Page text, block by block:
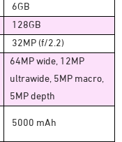
6GB
128GB
32MP (f/2.2)
64MP wide, 12MP
ultrawide, 5MP macro,
5MP depth
5000 mAh